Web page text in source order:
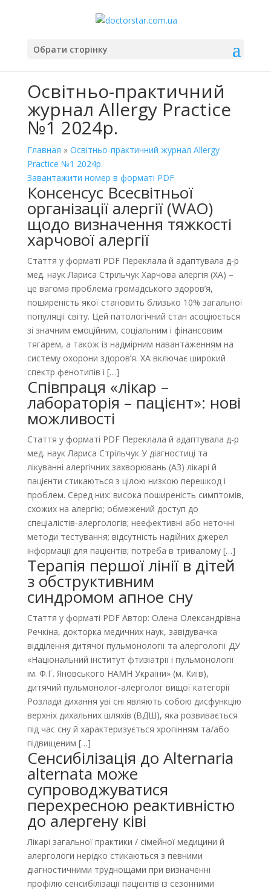
Обрати сторінку
Освітньо-практичний
журнал Allergy Practice
№1 2024р.
Главная » Освітньо-практичний журнал Allergy
Practice №1 2024р.
Завантажити номер в форматі PDF
Консенсус Всесвітньої
організації алергії (WAO)
щодо визначення тяжкості
харчової алергії
Стаття у форматі PDF Переклала й адаптувала д-р
мед. наук Лариса Стрільчук Харчова алергія (ХА) –
це вагома проблема громадського здоров’я,
поширеність якої становить близько 10% загальної
популяції світу. Цей патологічний стан асоціюється
зі значним емоційним, соціальним і фінансовим
тягарем, а також із надмірним навантаженням на
систему охорони здоров’я. ХА включає широкий
спектр фенотипів і […]
Співпраця «лікар –
лабораторія – пацієнт»: нові
можливості
Стаття у форматі PDF Переклала й адаптувала д-р
мед. наук Лариса Стрільчук У діагностиці та
лікуванні алергічних захворювань (АЗ) лікарі й
пацієнти стикаються з цілою низкою перешкод і
проблем. Серед них: висока поширеність симптомів,
схожих на алергію; обмежений доступ до
спеціалістів-алергологів; неефективні або неточні
методи тестування; відсутність надійних джерел
інформації для пацієнтів; потреба в тривалому […]
Терапія першої лінії в дітей
з обструктивним
синдромом апное сну
Стаття у форматі PDF Автор: Олена Олександрівна
Речкіна, докторка медичних наук, завідувачка
відділення дитячої пульмонології та алергології ДУ
«Національний інститут фтизіатрії і пульмонології
ім. Ф.Г. Яновського НАМН України» (м. Київ),
дитячий пульмонолог-алерголог вищої категорії
Розлади дихання уві сні являють собою дисфункцію
верхніх дихальних шляхів (ВДШ), яка розвивається
під час сну й характеризується хропінням та/або
підвищеним […]
Сенсибілізація до Alternaria
alternata може
супроводжуватися
перехресною реактивністю
до алергену ківі
Лікарі загальної практики / сімейної медицини й
алергологи нерідко стикаються з певними
діагностичними труднощами при визначенні
профілю сенсибілізації пацієнтів із сезонними